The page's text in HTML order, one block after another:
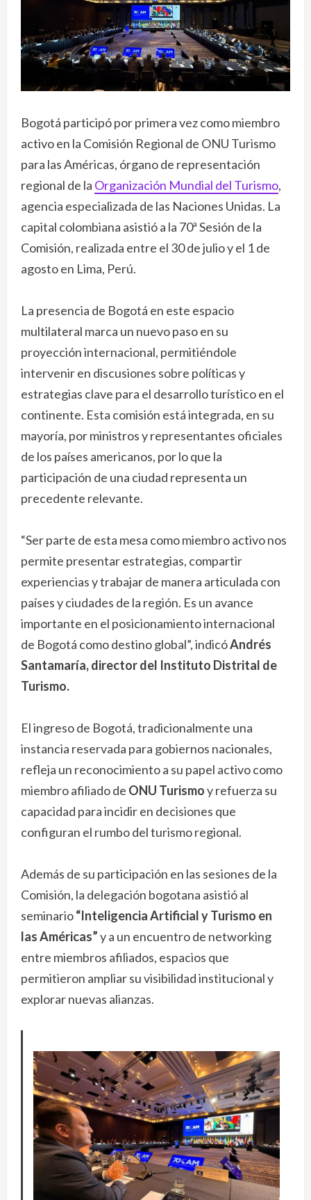
Bogotá participó por primera vez como miembro
activo en la Comisión Regional de ONU Turismo
para las Américas, órgano de representación
regional de la Organización Mundial del Turismo,
agencia especializada de las Naciones Unidas. La
capital colombiana asistió a la 70ª Sesión de la
Comisión, realizada entre el 30 de julio y el 1 de
agosto en Lima, Perú.
La presencia de Bogotá en este espacio
multilateral marca un nuevo paso en su
proyección internacional, permitiéndole
intervenir en discusiones sobre políticas y
estrategias clave para el desarrollo turístico en el
continente. Esta comisión está integrada, en su
mayoría, por ministros y representantes oficiales
de los países americanos, por lo que la
participación de una ciudad representa un
precedente relevante.
“Ser parte de esta mesa como miembro activo nos
permite presentar estrategias, compartir
experiencias y trabajar de manera articulada con
países y ciudades de la región. Es un avance
importante en el posicionamiento internacional
de Bogotá como destino global”, indicóAndrés
Santamaría, director del Instituto Distrital de
Turismo.
El ingreso de Bogotá, tradicionalmente una
instancia reservada para gobiernos nacionales,
refleja un reconocimiento a su papel activo como
miembro afiliado de ONU Turismoy refuerza su
capacidad para incidir en decisiones que
configuran el rumbo del turismo regional.
Además de su participación en las sesiones de la
Comisión, la delegación bogotana asistió al
seminario“Inteligencia Artificial y Turismo en
las Américas”y a un encuentro de networking
entre miembros afiliados, espacios que
permitieron ampliar su visibilidad institucional y
explorar nuevas alianzas.